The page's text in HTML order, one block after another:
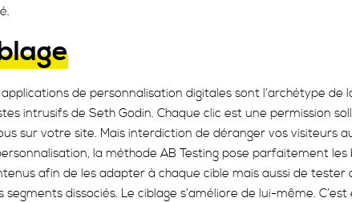
de personnalisation digitales sont l’archétype de
intrusifs de Seth Godin. Chaque clic est une permission
sur votre site. Mais interdiction de déranger vos visiteurs
la méthode AB Testing pose parfaitement les
afin de les adapter à chaque cible mais aussi de tester
dissociés. Le ciblage s’améliore de lui-même.